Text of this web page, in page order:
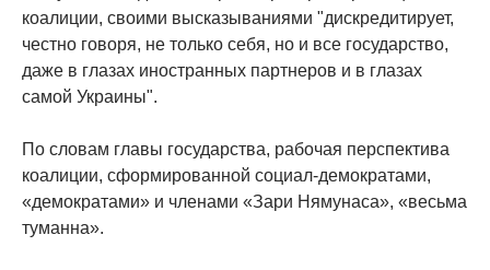
коалиции, своими высказываниями "дискредитирует,
честно говоря, не только себя, но и все государство,
даже в глазах иностранных партнеров и в глазах
самой Украины".
По словам главы государства, рабочая перспектива
коалиции, сформированной социал-демократами,
«демократами» и членами «Зари Нямунаса», «весьма
туманна».